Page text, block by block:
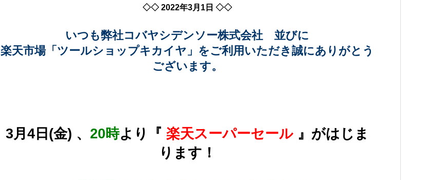
◇◇ 2022年3月1日 ◇◇
いつも弊社コバヤシデンソー株式会社 並びに
楽天市場「ツールショップキカイヤ」をご利用いただき誠にありがとう
ございます。
3月4日(金) 、 20時より 『 楽天スーパーセール 』 がはじま
ります！